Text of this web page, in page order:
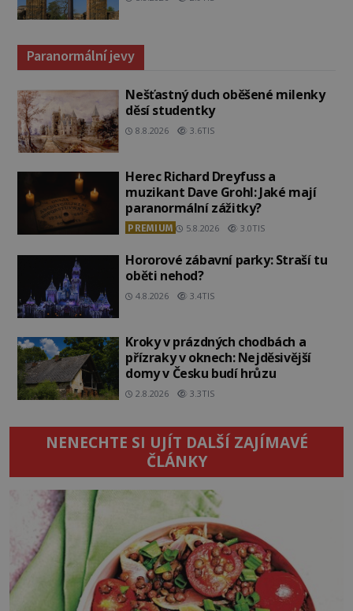
Paranormální jevy
Nešťastný duch oběšené milenky
děsí studentky
8.8.2026 3.6TIS
Herec Richard Dreyfuss a
muzikant Dave Grohl: Jaké mají
paranormální zážitky?
PREMIUM 5.8.2026 3.0TIS
Hororové zábavní parky: Straší tu
oběti nehod?
4.8.2026 3.4TIS
Kroky v prázdných chodbách a
přízraky v oknech: Nejděsivější
domy v Česku budí hrůzu
2.8.2026 3.3TIS
NENECHTE SI UJÍT DALŠÍ ZAJÍMAVÉ
ČLÁNKY